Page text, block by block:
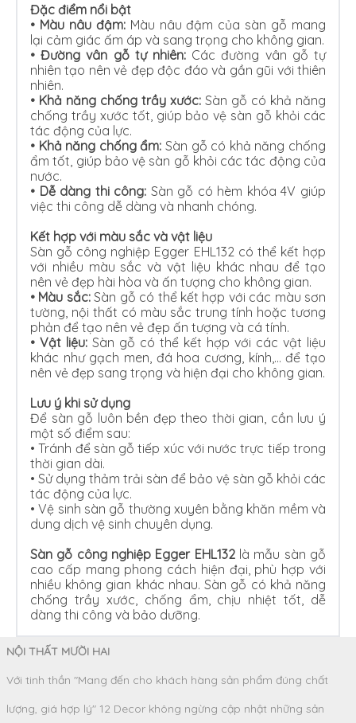
Đặc điểm nổi bật
• Màu nâu đậm:Màu nâu đậm của sàn gỗ mang
lại cảm giác ấm áp và sang trọng cho không gian.
•Đường vân gỗ tự nhiên: Các đường vân gỗ tự
nhiên tạo nên vẻ đẹp độc đáo và gần gũi với thiên
nhiên.
• Khả năng chống trầy xước: Sàn gỗ có khả năng
chống trầy xước tốt, giúp bảo vệ sàn gỗ khỏi các
tác động của lực.
• Khả năng chống ẩm:Sàn gỗ có khả năng chống
ẩm tốt, giúp bảo vệ sàn gỗ khỏi các tác động của
nước.
• Dễ dàng thi công: Sàn gỗ có hèm khóa 4V giúp
việc thi công dễ dàng và nhanh chóng.
Kết hợp với màu sắc và vật liệu
Sàn gỗ công nghiệp Egger EHL132 có thể kết hợp
với nhiều màu sắc và vật liệu khác nhau để tạo
nên vẻ đẹp hài hòa và ấn tượng cho không gian.
• Màu sắc:Sàn gỗ có thể kết hợp với các màu sơn
tường, nội thất có màu sắc trung tính hoặc tương
phản để tạo nên vẻ đẹp ấn tượng và cá tính.
• Vật liệu: Sàn gỗ có thể kết hợp với các vật liệu
khác như gạch men, đá hoa cương, kính,… để tạo
nên vẻ đẹp sang trọng và hiện đại cho không gian.
Lưu ý khi sử dụng
Để sàn gỗ luôn bền đẹp theo thời gian, cần lưu ý
một số điểm sau:
•Tránh để sàn gỗ tiếp xúc với nước trực tiếp trong
thời gian dài.
• Sử dụng thảm trải sàn để bảo vệ sàn gỗ khỏi các
tác động của lực.
•Vệ sinh sàn gỗ thường xuyên bằng khăn mềm và
dung dịch vệ sinh chuyên dụng.
Sàn gỗ công nghiệp Egger EHL132là mẫu sàn gỗ
cao cấp mang phong cách hiện đại, phù hợp với
nhiều không gian khác nhau. Sàn gỗ có khả năng
chống trầy xước, chống ẩm, chịu nhiệt tốt, dễ
dàng thi công và bảo dưỡng.
NỘI THẤT MƯỜI HAI
Với tinh thần "Mang đến cho khách hàng sản phẩm đúng chất
lượng, giá hợp lý" 12 Decor không ngừng cập nhật những sản